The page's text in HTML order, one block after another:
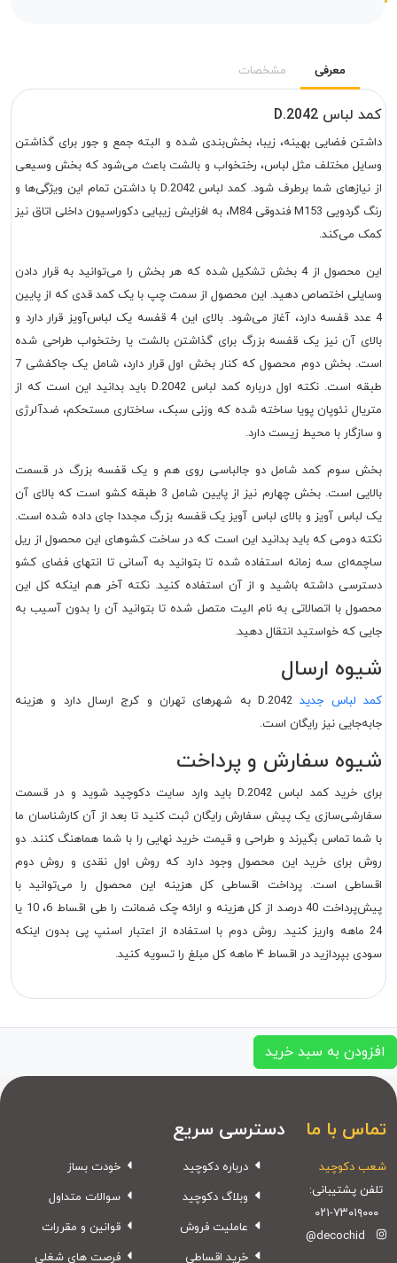
معرفی مشخصات
کمد لباس D.2042
داشتن فضایی بهینه، زیبا، بخش‌بندی شده و البته جمع و جور برای گذاشتن
وسایل مختلف مثل لباس، رختخواب و بالشت باعث می‌شود که بخش وسیعی
از نیازهای شما برطرف شود. کمد لباس D.2042 با داشتن تمام این ویژگی‌ها و
رنگ گردویی M153 فندوقی M84، به افزایش زیبایی دکوراسیون داخلی اتاق نیز
کمک می‌کند.
این محصول از 4 بخش تشکیل شده که هر بخش را می‌توانید به قرار دادن
وسایلی اختصاص دهید. این محصول از سمت چپ با یک کمد قدی که از پایین
4 عدد قفسه دارد، آغاز می‌شود. بالای این 4 قفسه یک لباس‌آویز قرار دارد و
بالای آن نیز یک قفسه بزرگ برای گذاشتن بالشت یا رختخواب طراحی شده
است. بخش دوم محصول که کنار بخش اول قرار دارد، شامل یک جاکفشی 7
طبقه است. نکته اول درباره کمد لباس D.2042 باید بدانید این است که از
متریال نئوپان پویا ساخته شده که وزنی سبک، ساختاری مستحکم، ضدآلرژی
و سازگار با محیط زیست دارد.
بخش سوم کمد شامل دو جالباسی روی هم و یک قفسه بزرگ در قسمت
بالایی است. بخش چهارم نیز از پایین شامل 3 طبقه کشو است که بالای آن
یک لباس آویز و بالای لباس آویز یک قفسه بزرگ مجددا جای داده شده است.
نکته دومی که باید بدانید این است که در ساخت کشوهای این محصول از ریل
ساچمه‌ای سه زمانه استفاده شده تا بتوانید به آسانی تا انتهای فضای کشو
دسترسی داشته باشید و از آن استفاده کنید. نکته آخر هم اینکه کل این
محصول با اتصالاتی به نام الیت متصل شده تا بتوانید آن را بدون آسیب به
جایی که خواستید انتقال دهید.
شیوه ارسال
کمد لباس جدید
D.2042 به شهرهای تهران و کرج ارسال دارد و هزینه
جابه‌جایی نیز رایگان است.
شیوه سفارش و پرداخت
برای خرید کمد لباس D.2042 باید وارد سایت دکوچید شوید و در قسمت
سفارشی‌سازی یک پیش سفارش رایگان ثبت کنید تا بعد از آن کارشناسان ما
با شما تماس بگیرند و طراحی و قیمت خرید نهایی را با شما هماهنگ کنند. دو
روش برای خرید این محصول وجود دارد که روش اول نقدی و روش دوم
اقساطی است. پرداخت اقساطی کل هزینه این محصول را می‌توانید با
پیش‌پرداخت 40 درصد از کل هزینه و ارائه چک ضمانت را طی اقساط 6، 10 یا
24 ماهه واریز کنید. روش دوم با استفاده از اعتبار اسنپ پی بدون اینکه
سودی بپردازید در اقساط ۴ ماهه کل مبلغ را تسویه کنید.
افزودن به سبد خرید
تماس با ما
شعب دکوچید
تلفن پشتیبانی:
۰۲۱-۷۳۰۱۹۰۰۰
@decochid
دسترسی سریع
درباره دکوچید
وبلاگ دکوچید
عاملیت فروش
خرید اقساطی
خودت بساز
سوالات متداول
قوانین و مقررات
فرصت های شغلی